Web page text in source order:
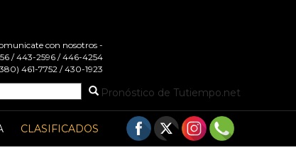
con nosotros -
/ 443-2596 / 446-4254
461-7752 / 430-1923
Pronóstico de Tutiempo.net
CLASIFICADOS